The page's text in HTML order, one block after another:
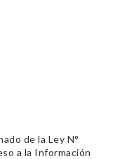
de la Ley N°
a la Información